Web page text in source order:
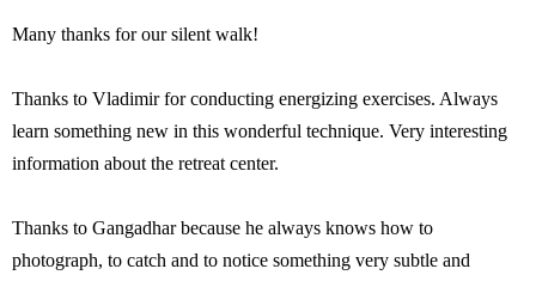
Many thanks for our silent walk!
Thanks to Vladimir for conducting energizing exercises. Always
learn something new in this wonderful technique. Very interesting
information about the retreat center.
Thanks to Gangadhar because he always knows how to
photograph, to catch and to notice something very subtle and